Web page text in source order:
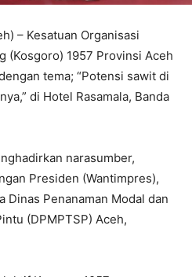
– Kesatuan Organisasi
(Kosgoro) 1957 Provinsi Aceh
tema; “Potensi sawit di
di Hotel Rasamala, Banda
narasumber,
Presiden (Wantimpres),
Dinas Penanaman Modal dan
(DPMPTSP) Aceh,